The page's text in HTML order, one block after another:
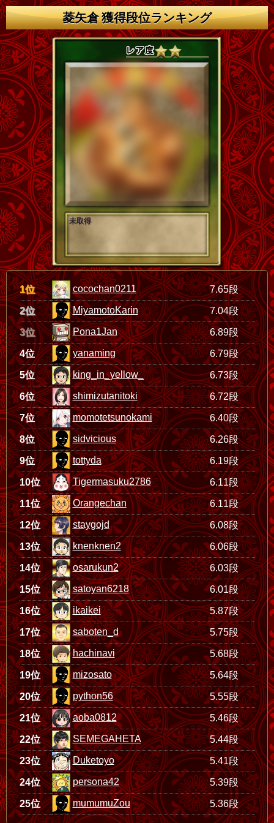
菱矢倉 獲得段位ランキング
未取得
1位 cocochan0211 7.65段
2位 MiyamotoKarin 7.04段
3位 Pona1Jan 6.89段
4位 yanaming 6.79段
5位 king_in_yellow_ 6.73段
6位 shimizutanitoki 6.72段
7位 momotetsunokami 6.40段
8位 sidvicious 6.26段
9位 tottyda 6.19段
10位 Tigermasuku2786 6.11段
11位 Orangechan 6.11段
12位 staygojd 6.08段
13位 knenknen2 6.06段
14位 osarukun2 6.03段
15位 satoyan6218 6.01段
16位 ikaikei 5.87段
17位 saboten_d 5.75段
18位 hachinavi 5.68段
19位 mizosato 5.64段
20位 python56 5.55段
21位 aoba0812 5.46段
22位 SEMEGAHETA 5.44段
23位 Duketoyo 5.41段
24位 persona42 5.39段
25位 mumumuZou 5.36段